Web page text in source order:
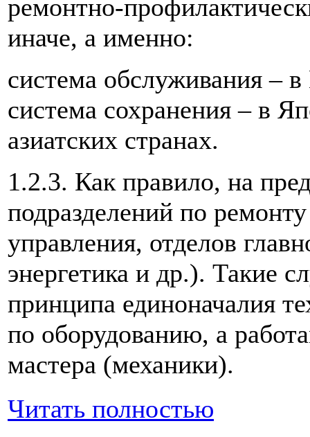
ремонтно-
иначе, а именно:
система обслуживания –
система сохранения – в
азиатских странах.
1.2.3. Как правило, на
подразделений по
управления, отделов
энергетика и др.). Такие
принципа единоначалия
по оборудованию, а
мастера (механики).
Читать полностью